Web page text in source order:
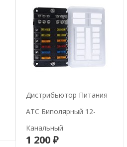
Дистрибьютор Питания
ATC Биполярный 12-
Канальный
1 200 ₽В корзину